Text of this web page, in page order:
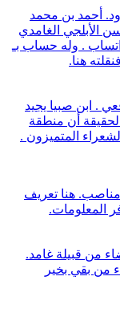
ود. أحمد بن محمد
الأبلجي الغامدي
. وله حساب بـ
هنا.
. ابن صبيا يجيد
أن منطقة
المتميزون .
هنا تعريف
المعلومات.
من قبيلة غامد.
من بقي بخير